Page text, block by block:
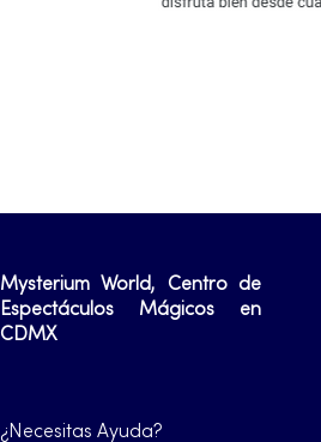
Mysterium World, Centro de
Espectáculos Mágicos en
CDMX
¿Necesitas Ayuda?